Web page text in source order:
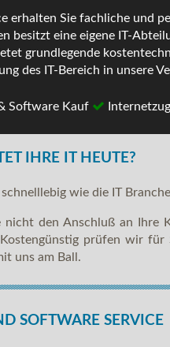
erhalten Sie fachliche und
besitzt eine eigene IT-
grundlegende
des IT-Bereich in unsere
Software Kauf
IHRE IT HEUTE?
wie die IT
nicht den Anschluß an Ihre
prüfen wir
uns am Ball.
SOFTWARE SERVICE